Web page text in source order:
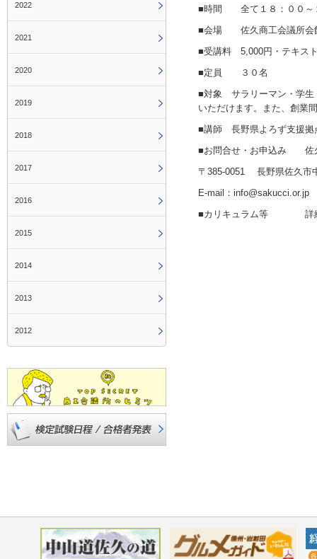
■時間 全て１８：００～
■会場 佐久商工会議所会
■受講料 5,000円・テキス
■定員 ３０名
■対象 サラリーマン・学生
いただけます。また、創業
■講師 長野県よろず支援
■お問合せ・お申込み 佐
〒385-0051 長野県佐久市
E-mail：info@sakucci.or.jp
■カリキュラム等 詳細
2022
2021
2020
2019
2018
2017
2016
2015
2014
2013
2012